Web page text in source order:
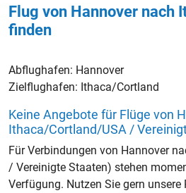
Flug von Hannover nach
finden
Abflughafen: Hannover
Zielflughafen: Ithaca/Cortland
Keine Angebote für Flüge von
Ithaca/Cortland/USA /
Für Verbindungen von Hannover
/ Vereinigte Staaten) stehen
Verfügung. Nutzen Sie gern unsere